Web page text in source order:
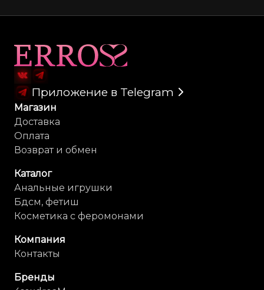
Приложение в Telegram
Магазин
Доставка
Оплата
Возврат и обмен
Каталог
Анальные игрушки
Бдсм, фетиш
Косметика с феромонами
Компания
Контакты
Бренды
Карта сайта